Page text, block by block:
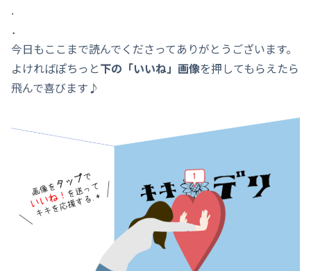
.
．
今日もここまで読んでくださってありがとうございます。
よければぽちっと下の「いいね」画像を押してもらえたら
飛んで喜びます♪